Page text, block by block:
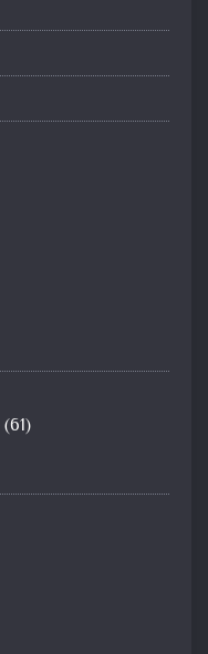
(61)